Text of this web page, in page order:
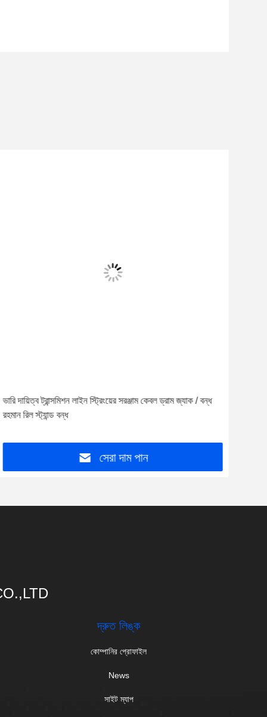
ভারি দায়িত্ব ট্রান্সমিশন লাইন স্ট্রিংয়ের সরঞ্জাম কেবল ড্রাম জ্যাক / বন্ধ
রহমান রিল স্ট্যান্ড বন্ধ
সেরা দাম পান
দ্রুত লিঙ্ক
কোম্পানির প্রোফাইল
News
সাইট ম্যাপ